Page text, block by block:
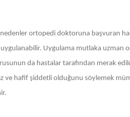
ortopedi doktoruna başvuran
uygulanabilir. Uygulama mutlaka
da hastalar tarafından merak
ve hafif şiddetli olduğunu söylemek